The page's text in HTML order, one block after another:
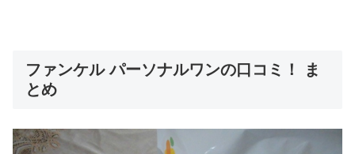
ファンケル パーソナルワンの口コミ！ ま
とめ